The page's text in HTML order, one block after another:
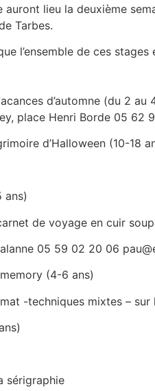
auront lieu la deuxième
Tarbes.
l’ensemble de ces
d’automne (du 2 au
place Henri Borde 05 62
d’Halloween (10-18
ans)
de voyage en cuir
05 59 02 20 06
(4-6 ans)
-techniques mixtes – sur
sérigraphie